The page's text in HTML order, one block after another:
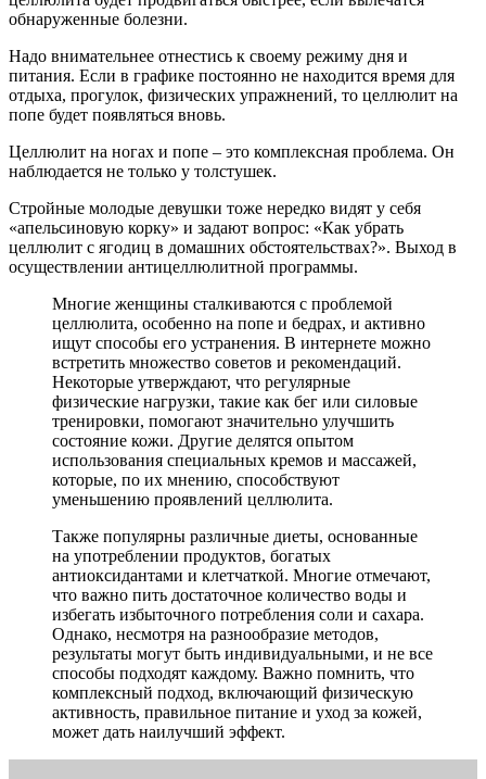
обнаруженные болезни.
Надо внимательнее отнестись к своему режиму дня и
питания. Если в графике постоянно не находится время для
отдыха, прогулок, физических упражнений, то целлюлит на
попе будет появляться вновь.
Целлюлит на ногах и попе – это комплексная проблема. Он
наблюдается не только у толстушек.
Стройные молодые девушки тоже нередко видят у себя
«апельсиновую корку» и задают вопрос: «Как убрать
целлюлит с ягодиц в домашних обстоятельствах?». Выход в
осуществлении антицеллюлитной программы.
Многие женщины сталкиваются с проблемой
целлюлита, особенно на попе и бедрах, и активно
ищут способы его устранения. В интернете можно
встретить множество советов и рекомендаций.
Некоторые утверждают, что регулярные
физические нагрузки, такие как бег или силовые
тренировки, помогают значительно улучшить
состояние кожи. Другие делятся опытом
использования специальных кремов и массажей,
которые, по их мнению, способствуют
уменьшению проявлений целлюлита.
Также популярны различные диеты, основанные
на употреблении продуктов, богатых
антиоксидантами и клетчаткой. Многие отмечают,
что важно пить достаточное количество воды и
избегать избыточного потребления соли и сахара.
Однако, несмотря на разнообразие методов,
результаты могут быть индивидуальными, и не все
способы подходят каждому. Важно помнить, что
комплексный подход, включающий физическую
активность, правильное питание и уход за кожей,
может дать наилучший эффект.